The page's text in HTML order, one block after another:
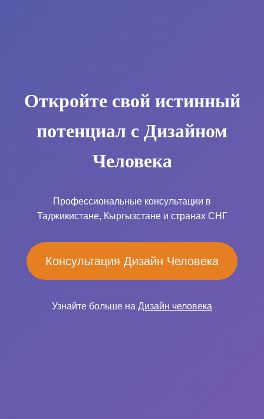
Откройте свой истинный
потенциал с Дизайном
Человека
Профессиональные консультации в
Таджикистане, Кыргызстане и странах СНГ
Консультация Дизайн Человека
Узнайте больше на Дизайн человека